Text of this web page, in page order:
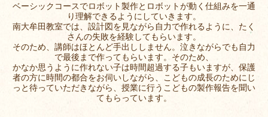
ベーシックコースでロボット製作とロボットが動く仕組みを一通
り理解できるようにしていきます。
南大牟田教室では、設計図を見ながら自力で作れるように、たく
さんの失敗を経験してもらいます。
そのため、講師はほとんど手出ししません。泣きながらでも自力
で最後まで作ってもらいます。そのため、
かなか思うように作れない子は時間超過する子もいますが、保護
者の方に時間の都合をお伺いしながら、こどもの成長のためにじ
っと待っていただきながら、授業に行うこどもの製作報告を聞い
てもらっています。